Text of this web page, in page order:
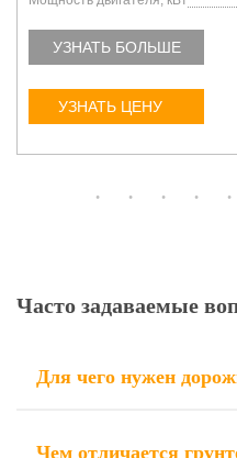
УЗНАТЬ БОЛЬШЕ
УЗНАТЬ ЦЕНУ
Часто задаваемые
Для чего нужен
Чем отличается